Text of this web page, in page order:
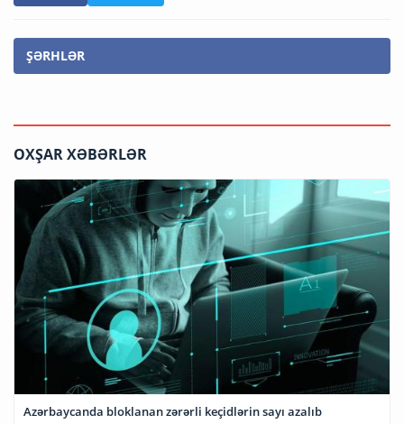
ŞƏRHLƏR
OXŞAR XƏBƏRLƏR
Azərbaycanda bloklanan zərərli keçidlərin sayı azalıb